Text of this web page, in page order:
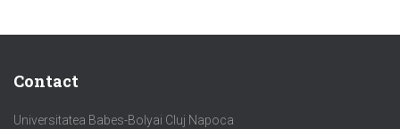
Contact
Universitatea Babes-Bolyai Cluj Napoca